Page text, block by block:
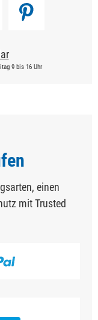
9 bis 16 Uhr
einen
mit Trusted